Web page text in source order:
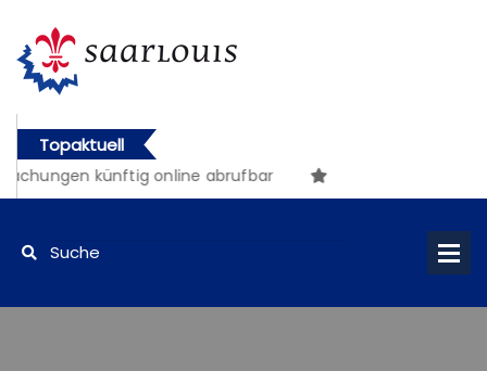
Topaktuell
künftig online abrufbar